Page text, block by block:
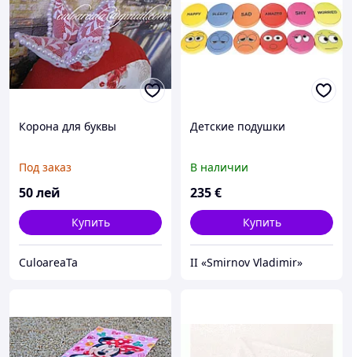
Корона для буквы
Под заказ
50лей
Купить
CuloareaTa
Детские подушки
В наличии
235€
Купить
II «Smirnov Vladimir»